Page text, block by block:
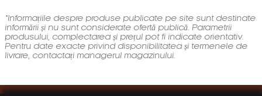
*Informațiile despre produse publicate pe site sunt destinate
informării și nu sunt considerate ofertă publică. Parametrii
produsului, complectarea și prețul pot fi indicate orientativ.
Pentru date exacte privind disponibilitatea și termenele de
livrare, contactați managerul magazinului.